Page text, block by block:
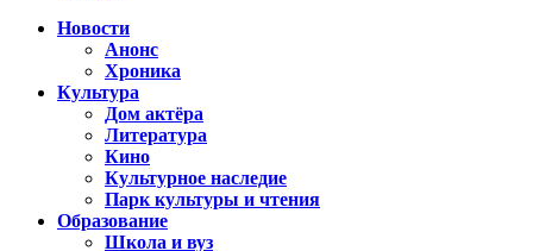
Новости
Анонс
Хроника
Культура
Дом актёра
Литература
Кино
Культурное наследие
Парк культуры и чтения
Образование
Школа и вуз